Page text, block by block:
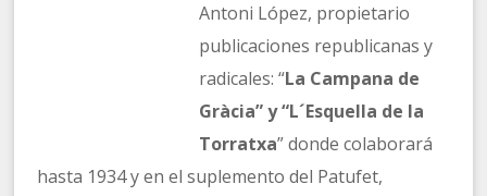
Antoni López, propietario
publicaciones republicanas y
radicales: “La Campana de
Gràcia” y “L´Esquella de la
Torratxa” donde colaborará
hasta 1934 y en el suplemento del Patufet,